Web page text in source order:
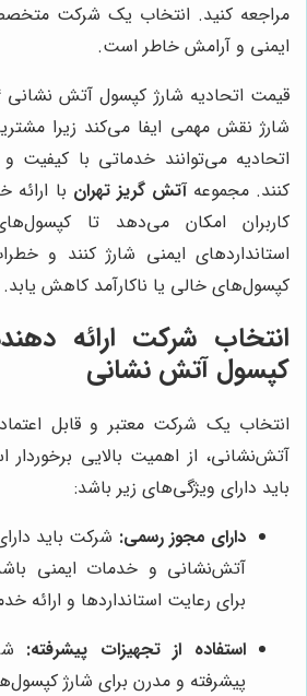
مراجعه کنید. انتخاب یک شرکت
ایمنی و آرامش خاطر است.
شارژ نقش مهمی ایفا می‌کند زیرا
اتحادیه می‌توانند خدماتی با کیفیت
کنند. مجموعهآتش گریز تهران با
کاربران امکان می‌دهد تا
استانداردهای ایمنی شارژ کنند و
کپسول‌های خالی یا ناکارآمد کاهش یابد.
انتخاب شرکت ارائه
کپسول آتش نشانی
انتخاب یک شرکت معتبر و قابل
آتش‌نشانی، از اهمیت بالایی
باید دارای ویژگی‌های زیر باشد:
دارای مجوز رسمی: شرکت باید
آتش‌نشانی و خدمات ایمنی
برای رعایت استانداردها و ارائه
استفاده از تجهیزات پیشرفته:
پیشرفته و مدرن برای شارژ